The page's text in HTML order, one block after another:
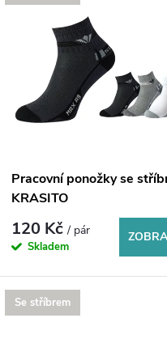
k
d
Pracovní ponožky se
KRASITO
120 Kč/ pár
Skladem
Se stříbrem